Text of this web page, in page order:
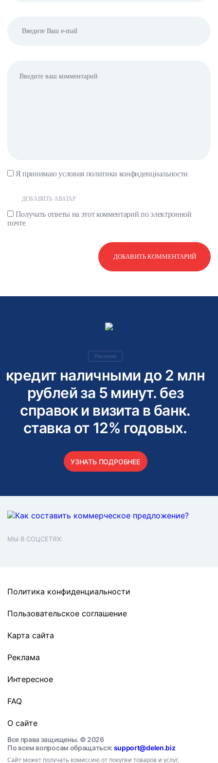
Я принимаю условия политики конфиденциальности
ДОБАВИТЬ АВАТАР
Получать ответы на этот комментарий по электронной
почте
Реклама
кредит наличными до 2 млн
рублей за 5 минут. без
справок и визита в банк.
ставка от 12% годовых.
УЗНАТЬ ПОДРОБНЕЕ
МЫ В СОЦСЕТЯХ:
Политика конфиденциальности
Пользовательское соглашение
Карта сайта
Реклама
Интересное
FAQ
О сайте
Все права защищены. © 2026
По всем вопросам обращаться: support@delen.biz
Сайт может получать комиссию от покупки товаров и услуг,